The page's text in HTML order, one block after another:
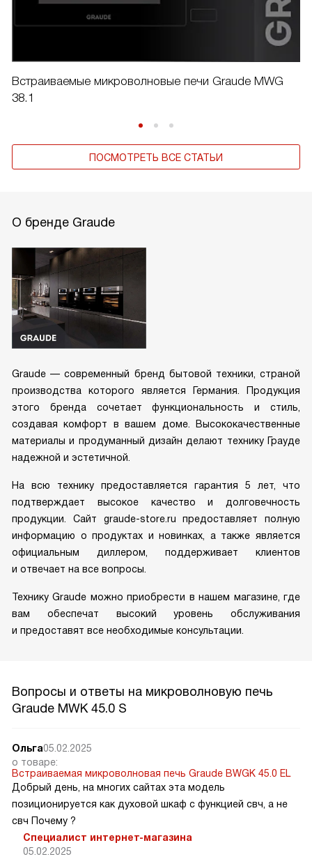
Встраиваемые микроволновые печи Graude MWG
38.1
ПОСМОТРЕТЬ ВСЕ СТАТЬИ
О бренде Graude
Graude — современный бренд бытовой техники, страной
производства которого является Германия. Продукция
этого бренда сочетает функциональность и стиль,
создавая комфорт в вашем доме. Высококачественные
материалы и продуманный дизайн делают технику Грауде
надежной и эстетичной.
На всю технику предоставляется гарантия 5 лет, что
подтверждает высокое качество и долговечность
продукции. Сайт graude-store.ru предоставляет полную
информацию о продуктах и новинках, а также является
официальным диллером, поддерживает клиентов
и отвечает на все вопросы.
Технику Graude можно приобрести в нашем магазине, где
вам обеспечат высокий уровень обслуживания
и предоставят все необходимые консультации.
Вопросы и ответы на микроволновую печь
Graude MWK 45.0 S
Ольга05.02.2025
о товаре:
Встраиваемая микроволновая печь Graude BWGK 45.0 EL
Добрый день, на многих сайтах эта модель
позиционируется как духовой шкаф с функцией свч, а не
свч Почему ?
Специалист интернет-магазина
05.02.2025